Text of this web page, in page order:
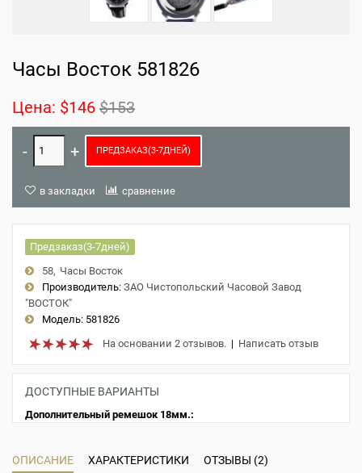
Часы Восток 581826
Цена: $146 $153
ПРЕДЗАКАЗ(3-7ДНЕЙ)
в закладки сравнение
Предзаказ(3-7дней)
58 Часы Восток
Производитель: ЗАО Чистопольский Часовой Завод
"ВОСТОК"
Модель: 581826
На основании 2 отзывов. | Написать отзыв
ДОСТУПНЫЕ ВАРИАНТЫ
Дополнительный ремешок 18мм.:
ОПИСАНИЕ ХАРАКТЕРИСТИКИ ОТЗЫВЫ (2)